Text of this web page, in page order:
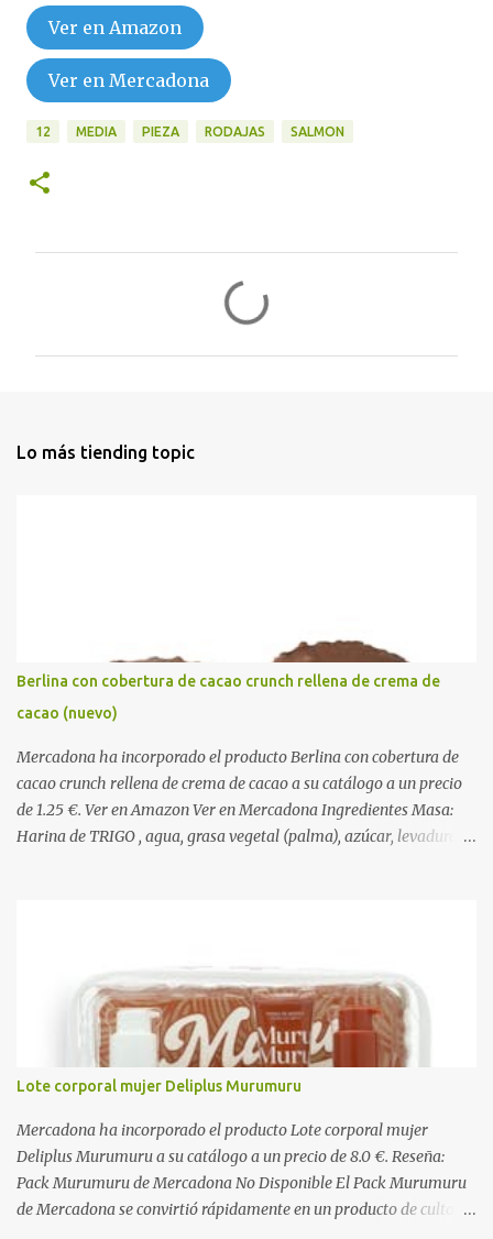
Ver en Amazon
Ver en Mercadona
12 MEDIA PIEZA RODAJAS SALMON
Lo más tiending topic
Berlina con cobertura de cacao crunch rellena de crema de
cacao (nuevo)
Mercadona ha incorporado el producto Berlina con cobertura de
cacao crunch rellena de crema de cacao a su catálogo a un precio
de 1.25 €. Ver en Amazon Ver en Mercadona Ingredientes Masa:
Harina de TRIGO , agua, grasa vegetal (palma), azúcar, levadura,
antioxidante (E300). Relleno 27%: Azúcar, aceite vegetal refinado
(girasol), LECHE desnatada en polvo, cacao desgrasado en polvo
0,9%, LECHE entera en polvo, emulgente (E322 ( SOJA )), aroma
natural. Cobertura 16%: Azúcar, grasas vegetales (coco, palmiste,
palma), cacao desgrasado en polvo 1,0%, suero de LECHE en polvo,
LECHE entera en polvo, emulgente (E322), lactosa ( LECHE ),
almidón de TRIGO , aromas naturales. Decorado 1,8%: Harina de
arroz, harina de TRIGO , azúcar, sal, extracto d...
Lote corporal mujer Deliplus Murumuru
Mercadona ha incorporado el producto Lote corporal mujer
Deliplus Murumuru a su catálogo a un precio de 8.0 €. Reseña:
Pack Murumuru de Mercadona No Disponible El Pack Murumuru
de Mercadona se convirtió rápidamente en un producto de culto